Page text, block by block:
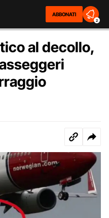
ABBONATI
2
al decollo,